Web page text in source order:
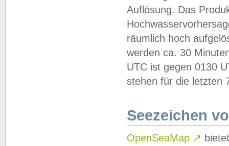
Auflösung. Das
räumlich hoch
werden ca. 30
UTC ist gegen 0130
stehen für die letzten
Seezeichen
OpenSeaMap ↗